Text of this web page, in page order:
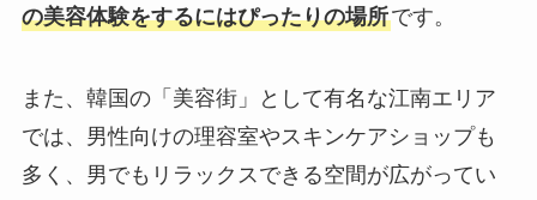
の美容体験をするにはぴったりの場所です。
また、韓国の「美容街」として有名な江南エリア
では、男性向けの理容室やスキンケアショップも
多く、男でもリラックスできる空間が広がってい